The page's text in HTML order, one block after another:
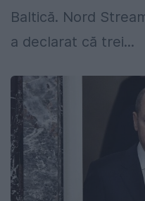
Baltică. Nord
a declarat că trei...